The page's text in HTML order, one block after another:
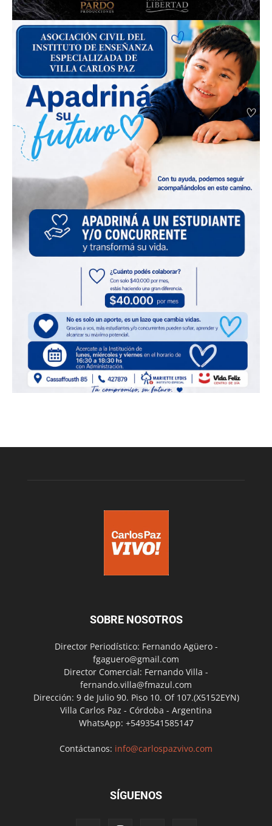
SOBRE NOSOTROS
Director Periodístico: Fernando Agüero -
fgaguero@gmail.com
Director Comercial: Fernando Villa -
fernando.villa@fmazul.com
Dirección: 9 de Julio 90. Piso 10. Of 107.(X5152EYN)
Villa Carlos Paz - Córdoba - Argentina
WhatsApp: +5493541585147
Contáctanos: info@carlospazvivo.com
SÍGUENOS